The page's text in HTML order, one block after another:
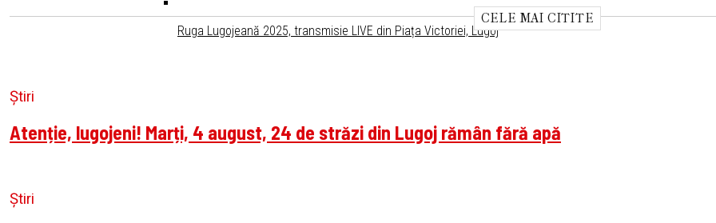
Ruga Lugojeană 2025, transmisie LIVE din Piața Victoriei, Lugoj
CELE MAI CITITE
Știri
Atenție, lugojeni! Marți, 4 august, 24 de străzi din Lugoj rămân fără apă
Știri